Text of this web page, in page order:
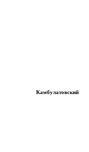
Камбулатовский